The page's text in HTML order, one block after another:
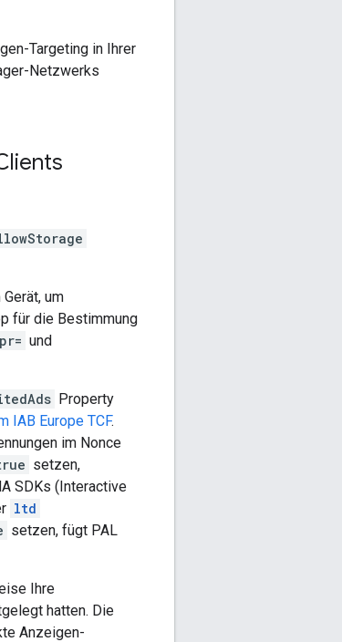
Targeting in Ihrer
Netzwerks
um
für die Bestimmung
und
Property
IAB Europe TCF.
im Nonce
setzen,
SDKs (Interactive
ltd
setzen, fügt PAL
Ihre
hatten. Die
Anzeigen-